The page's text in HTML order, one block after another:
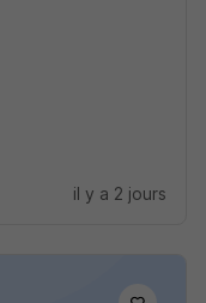
il y a 2 jours